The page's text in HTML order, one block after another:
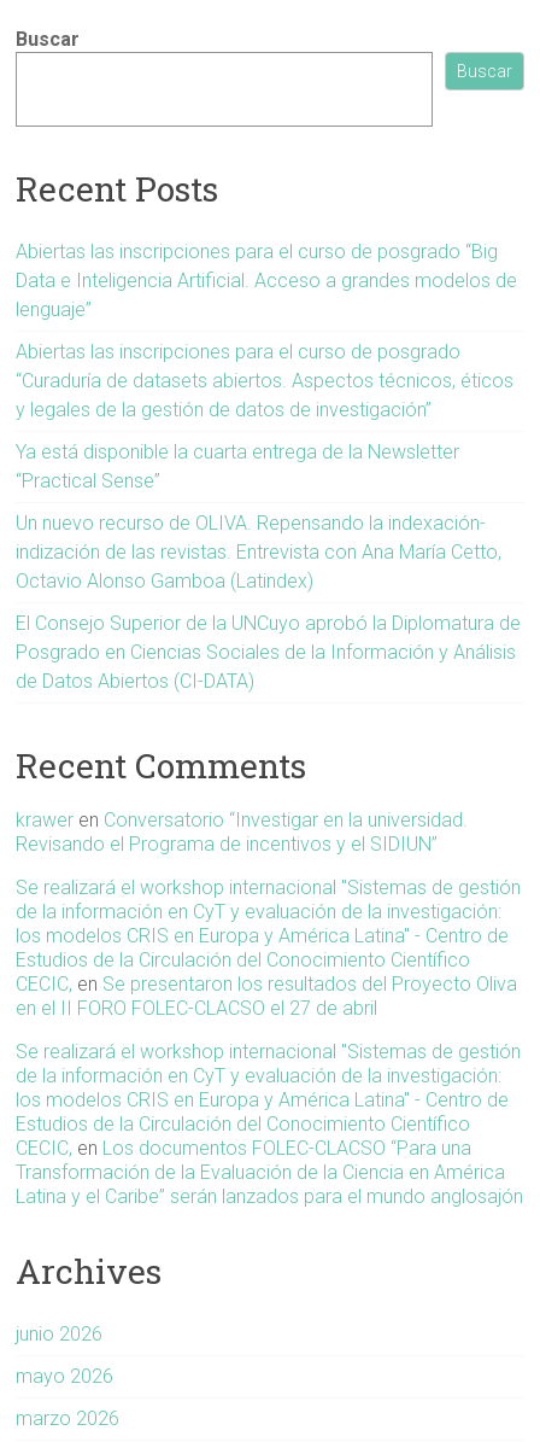
Buscar
Buscar
Recent Posts
Abiertas las inscripciones para el curso de posgrado “Big
Data e Inteligencia Artificial. Acceso a grandes modelos de
lenguaje”
Abiertas las inscripciones para el curso de posgrado
“Curaduría de datasets abiertos. Aspectos técnicos, éticos
y legales de la gestión de datos de investigación”
Ya está disponible la cuarta entrega de la Newsletter
“Practical Sense”
Un nuevo recurso de OLIVA. Repensando la indexación-
indización de las revistas. Entrevista con Ana María Cetto,
Octavio Alonso Gamboa (Latindex)
El Consejo Superior de la UNCuyo aprobó la Diplomatura de
Posgrado en Ciencias Sociales de la Información y Análisis
de Datos Abiertos (CI-DATA)
Recent Comments
krawer en Conversatorio “Investigar en la universidad.
Revisando el Programa de incentivos y el SIDIUN”
Se realizará el workshop internacional "Sistemas de gestión
de la información en CyT y evaluación de la investigación:
los modelos CRIS en Europa y América Latina" - Centro de
Estudios de la Circulación del Conocimiento Científico
CECIC, en Se presentaron los resultados del Proyecto Oliva
en el II FORO FOLEC-CLACSO el 27 de abril
Se realizará el workshop internacional "Sistemas de gestión
de la información en CyT y evaluación de la investigación:
los modelos CRIS en Europa y América Latina" - Centro de
Estudios de la Circulación del Conocimiento Científico
CECIC, en Los documentos FOLEC-CLACSO “Para una
Transformación de la Evaluación de la Ciencia en América
Latina y el Caribe” serán lanzados para el mundo anglosajón
Archives
junio 2026
mayo 2026
marzo 2026